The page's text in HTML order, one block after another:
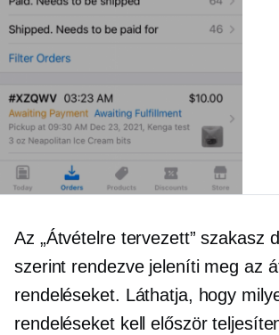
Az „Átvételre tervezett” szakasz
szerint rendezve jeleníti meg az
rendeléseket. Láthatja, hogy
rendeléseket kell először